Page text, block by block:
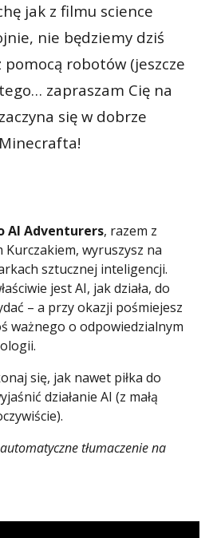
jak z filmu science
nie będziemy dziś
robotów (jeszcze
zapraszam Cię na
się w dobrze
AI Adventurers, razem z
Kurczakiem, wyruszysz na
sztucznej inteligencji.
jest AI, jak działa, do
– a przy okazji pośmiejesz
ważnego o odpowiedzialnym
się, jak nawet piłka do
działanie AI (z małą
tłumaczenie na